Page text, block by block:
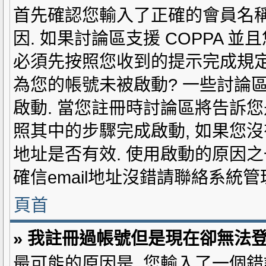
首先確認您輸入了正確的會員名
因. 如果討論區支援 COPPA 並
必須先按照您收到的提示完成規
為您的帳號未被啟動? 一些討論
啟動. 當您註冊時討論區將告訴
照其中的步驟完成啟動, 如果您
地址是否有效. 使用啟動的原因
確信email地址沒錯請聯絡系統管
頁首
» 我註冊過帳號但是現在卻無法